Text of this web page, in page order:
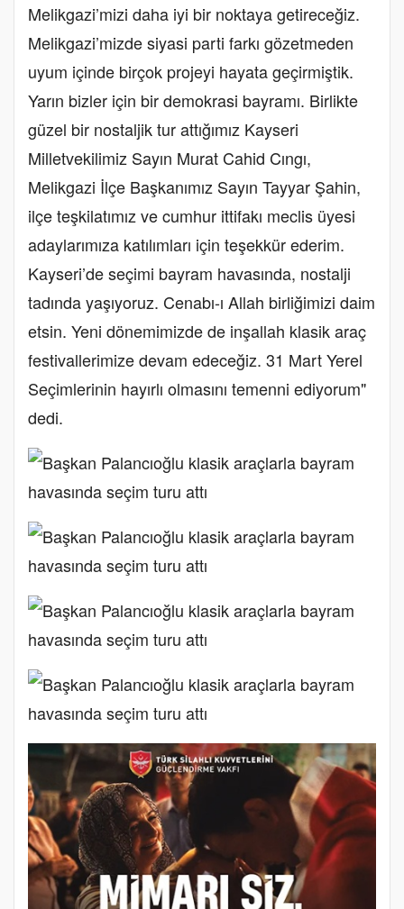
Melikgazi’mizi daha iyi bir noktaya getireceğiz.
Melikgazi’mizde siyasi parti farkı gözetmeden
uyum içinde birçok projeyi hayata geçirmiştik.
Yarın bizler için bir demokrasi bayramı. Birlikte
güzel bir nostaljik tur attığımız Kayseri
Milletvekilimiz Sayın Murat Cahid Cıngı,
Melikgazi İlçe Başkanımız Sayın Tayyar Şahin,
ilçe teşkilatımız ve cumhur ittifakı meclis üyesi
adaylarımıza katılımları için teşekkür ederim.
Kayseri’de seçimi bayram havasında, nostalji
tadında yaşıyoruz. Cenabı-ı Allah birliğimizi daim
etsin. Yeni dönemimizde de inşallah klasik araç
festivallerimize devam edeceğiz. 31 Mart Yerel
Seçimlerinin hayırlı olmasını temenni ediyorum"
dedi.